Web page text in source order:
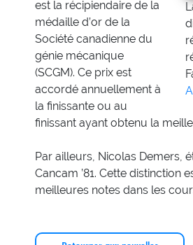
est la récipiendaire de la
médaille d’or de la
Société canadienne du
génie mécanique
(SCGM). Ce prix est
accordé annuellement à
la finissante ou au
finissant ayant obtenu la
Par ailleurs, Nicolas Demers,
Cancam ’81. Cette distinction
meilleures notes dans les